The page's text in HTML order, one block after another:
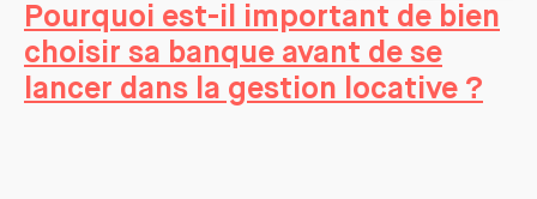
Pourquoi est-il important de bien
choisir sa banque avant de se
lancer dans la gestion locative ?